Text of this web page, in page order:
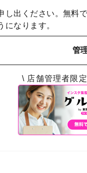
出ください。無料
になります。
管
\ 店舗管理者限